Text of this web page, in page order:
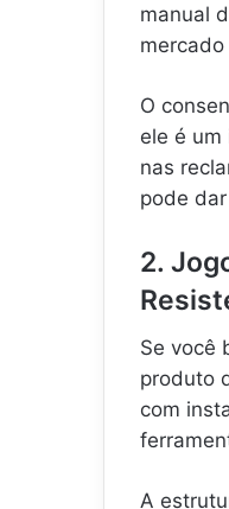
manual
O
ele é um
nas
pode
2.
Se você
produto
com
A